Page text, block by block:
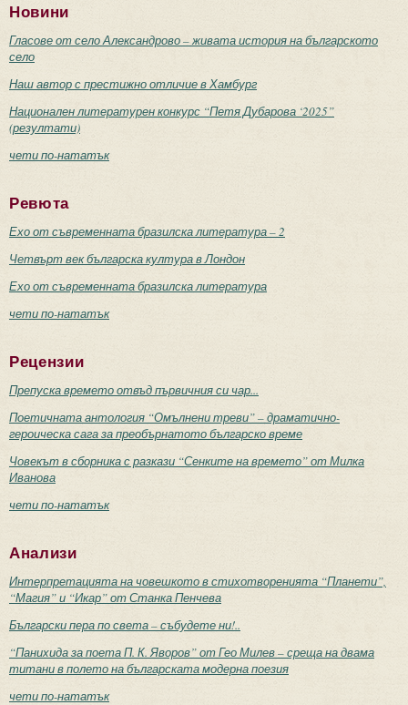
Новини
Гласове от село Александрово – живата история на българското
село
Наш автор с престижно отличие в Хамбург
Национален литературен конкурс “Петя Дубарова ‘2025”
(резултати)
чети по-нататък
Ревюта
Ехо от съвременната бразилска литература – 2
Четвърт век българска култура в Лондон
Ехо от съвременната бразилска литература
чети по-нататък
Рецензии
Препуска времето отвъд първичния си чар...
Поетичната антология “Омълнени треви” – драматично-
героическа сага за преобърнатото българско време
Човекът в сборника с разкази “Сенките на времето” от Милка
Иванова
чети по-нататък
Анализи
Интерпретацията на човешкото в стихотворенията “Планети”,
“Магия” и “Икар” от Станка Пенчева
Български пера по света – събудете ни!..
“Панихида за поета П. К. Яворов” от Гео Милев – среща на двама
титани в полето на българската модерна поезия
чети по-нататък